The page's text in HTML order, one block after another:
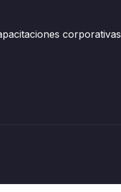
corporativas